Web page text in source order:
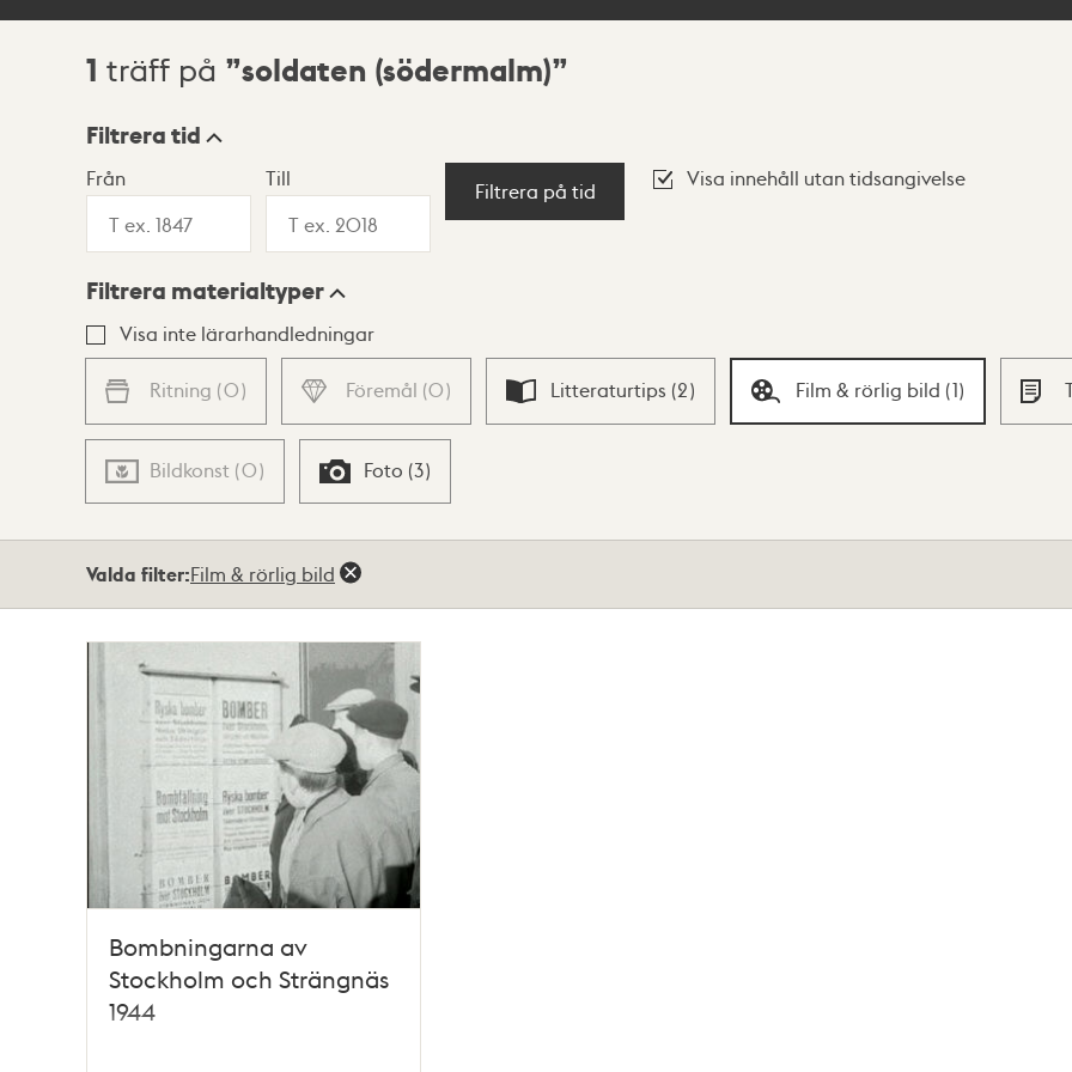
Sökresultat
1 träff på soldaten (södermalm)
Visningsläge
Lista Karta
Filtrera tid
Från Till
Filtrera på tid
Visa innehåll utan tidsangivelse
Filtrera materialtyper
Visa inte lärarhandledningar
Ritning (0) Föremål (0) Litteraturtips (2) Film & rörlig bild (1)
Bildkonst (0) Foto (3)
Valda filter:Film & rörlig bild
Bombningarna av
Stockholm och Strängnäs
1944